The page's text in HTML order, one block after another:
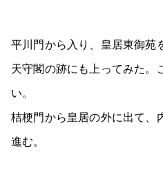
平川門から入り、皇居東御苑
天守閣の跡にも上ってみた。
い。
桔梗門から皇居の外に出て、
進む。